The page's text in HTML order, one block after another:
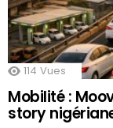
114 Vues
Mobilité :
story